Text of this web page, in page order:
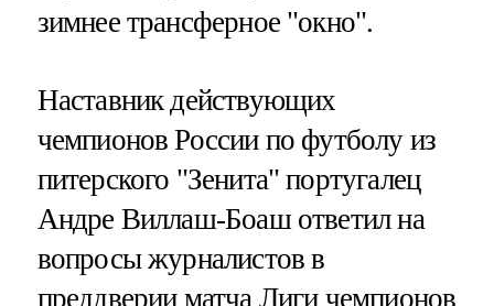
зимнее трансферное "окно".
Наставник действующих
чемпионов России по футболу из
питерского "Зенита" португалец
Андре Виллаш-Боаш ответил на
вопросы журналистов в
преддверии матча Лиги чемпионов